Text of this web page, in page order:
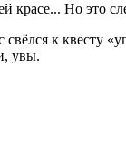
красе... Но это
свёлся к
увы.